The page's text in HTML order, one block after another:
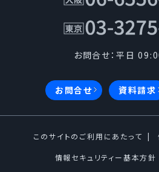
2.個人情報の利用について
1.当社は、事業の内容及び規模
を取得の際に示した利用目的
の遂行に必要な限りにおいて
成に必要な範囲を超えた個
的外利用）は行いません。ま
お問合せ：平日
お問合せ 資料請求
このサイトのご利用にあたって
情報セキュリティー基本方針